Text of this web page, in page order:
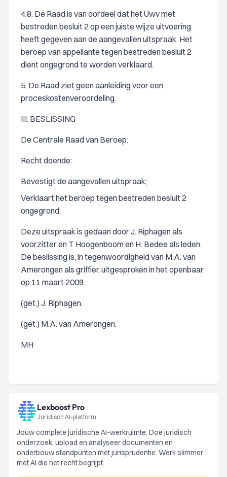
4.8. De Raad is van oordeel dat het Uwv met
bestreden besluit 2 op een juiste wijze uitvoering
heeft gegeven aan de aangevallen uitspraak. Het
beroep van appellante tegen bestreden besluit 2
dient ongegrond te worden verklaard.
5. De Raad ziet geen aanleiding voor een
proceskostenveroordeling.
III. BESLISSING
De Centrale Raad van Beroep:
Recht doende:
Bevestigt de aangevallen uitspraak;
Verklaart het beroep tegen bestreden besluit 2
ongegrond.
Deze uitspraak is gedaan door J. Riphagen als
voorzitter en T. Hoogenboom en H. Bedee als leden.
De beslissing is, in tegenwoordigheid van M.A. van
Amerongen als griffier, uitgesproken in het openbaar
op 11 maart 2009.
(get.) J. Riphagen.
(get.) M.A. van Amerongen.
MH
Lexboost Pro
Juridisch AI-platform
Jouw complete juridische AI-werkruimte. Doe juridisch
onderzoek, upload en analyseer documenten en
onderbouw standpunten met jurisprudentie. Werk slimmer
met AI die het recht begrijpt.